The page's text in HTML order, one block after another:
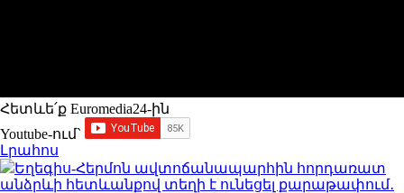
Հետևե՛ք Euromedia24-ին
Youtube-ում`
Լրահոս
Եղեգիս-Հերմոն ավտոճանապարհին հորդառատ
անձրևի հետևանքով տեղի է ունեցել քարաթափում․